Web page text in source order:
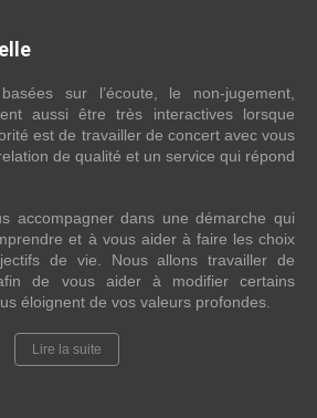
sur l’écoute, le non-jugement,
aussi être très interactives lorsque
est de travailler de concert avec vous
de qualité et un service qui répond
accompagner dans une démarche qui
et à vous aider à faire les choix
de vie. Nous allons travailler de
de vous aider à modifier certains
éloignent de vos valeurs profondes.
Lire la suite